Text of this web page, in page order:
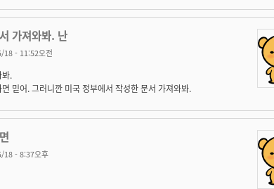
가져와봐. 난
18 - 11:52오전
봐.
믿어. 그러니깐 미국 정부에서 작성한 문서 가져와봐.
18 - 8:37오후